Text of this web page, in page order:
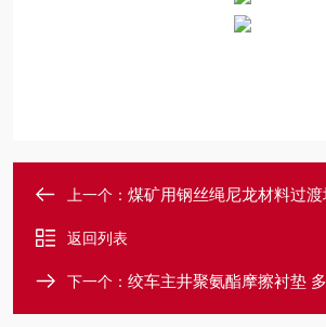
上一个： 煤矿用钢丝绳尼龙材料过
返回列表
下一个： 绞车主井聚氨酯摩擦衬垫